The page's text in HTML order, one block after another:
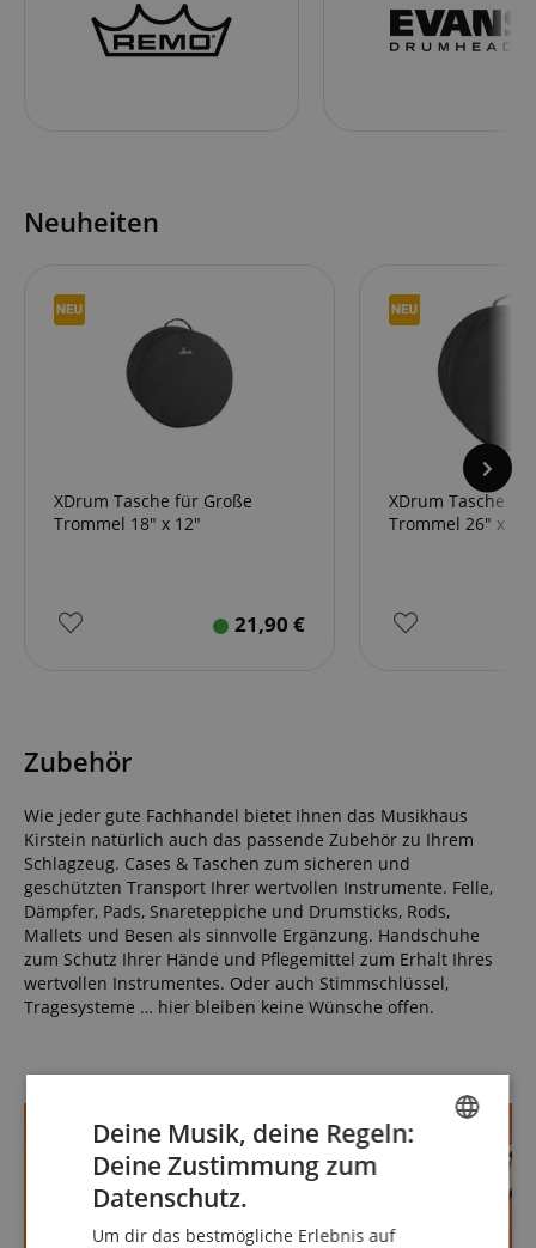
Neuheiten
XDrum Tasche für Große
Trommel 18" x 12"
21,90 €
XDrum Tasche
Trommel 26" x 12"
Zubehör
Wie jeder gute Fachhandel bietet Ihnen das Musikhaus
Kirstein natürlich auch das passende Zubehör zu Ihrem
Schlagzeug. Cases & Taschen zum sicheren und
geschützten Transport Ihrer wertvollen Instrumente. Felle,
Dämpfer, Pads, Snareteppiche und Drumsticks, Rods,
Mallets und Besen als sinnvolle Ergänzung. Handschuhe
zum Schutz Ihrer Hände und Pflegemittel zum Erhalt Ihres
wertvollen Instrumentes. Oder auch Stimmschlüssel,
Tragesysteme … hier bleiben keine Wünsche offen.
Deine Musik, deine Regeln:
Deine Zustimmung zum
Datenschutz.
Um dir das bestmögliche Erlebnis auf